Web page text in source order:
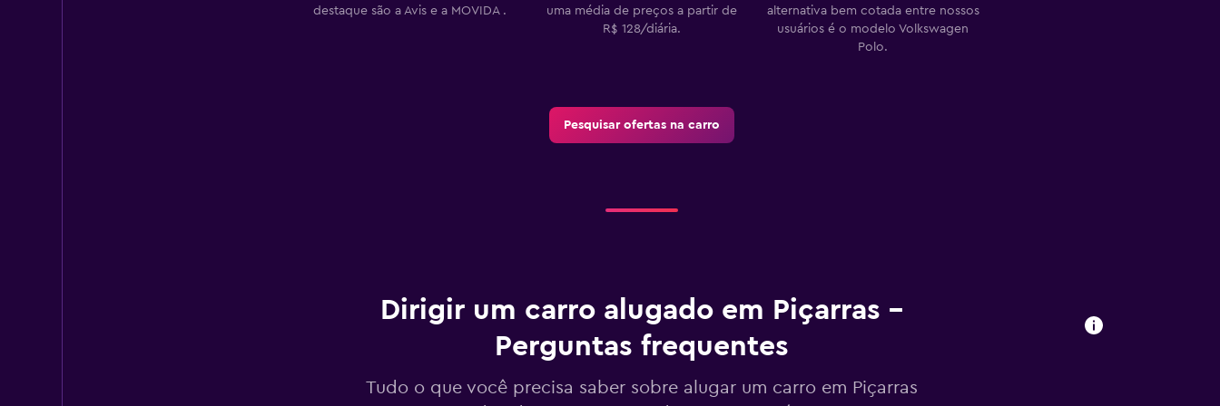
destaque são a Avis e a MOVIDA .
uma média de preços a partir de
R$ 128/diária.
alternativa bem cotada entre nossos
usuários é o modelo Volkswagen
Polo.
Pesquisar ofertas na carro
Dirigir um carro alugado em Piçarras –
Perguntas frequentes
Tudo o que você precisa saber sobre alugar um carro em Piçarras